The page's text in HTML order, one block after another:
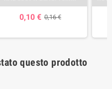
0,10 € 0,16 €
questo prodotto